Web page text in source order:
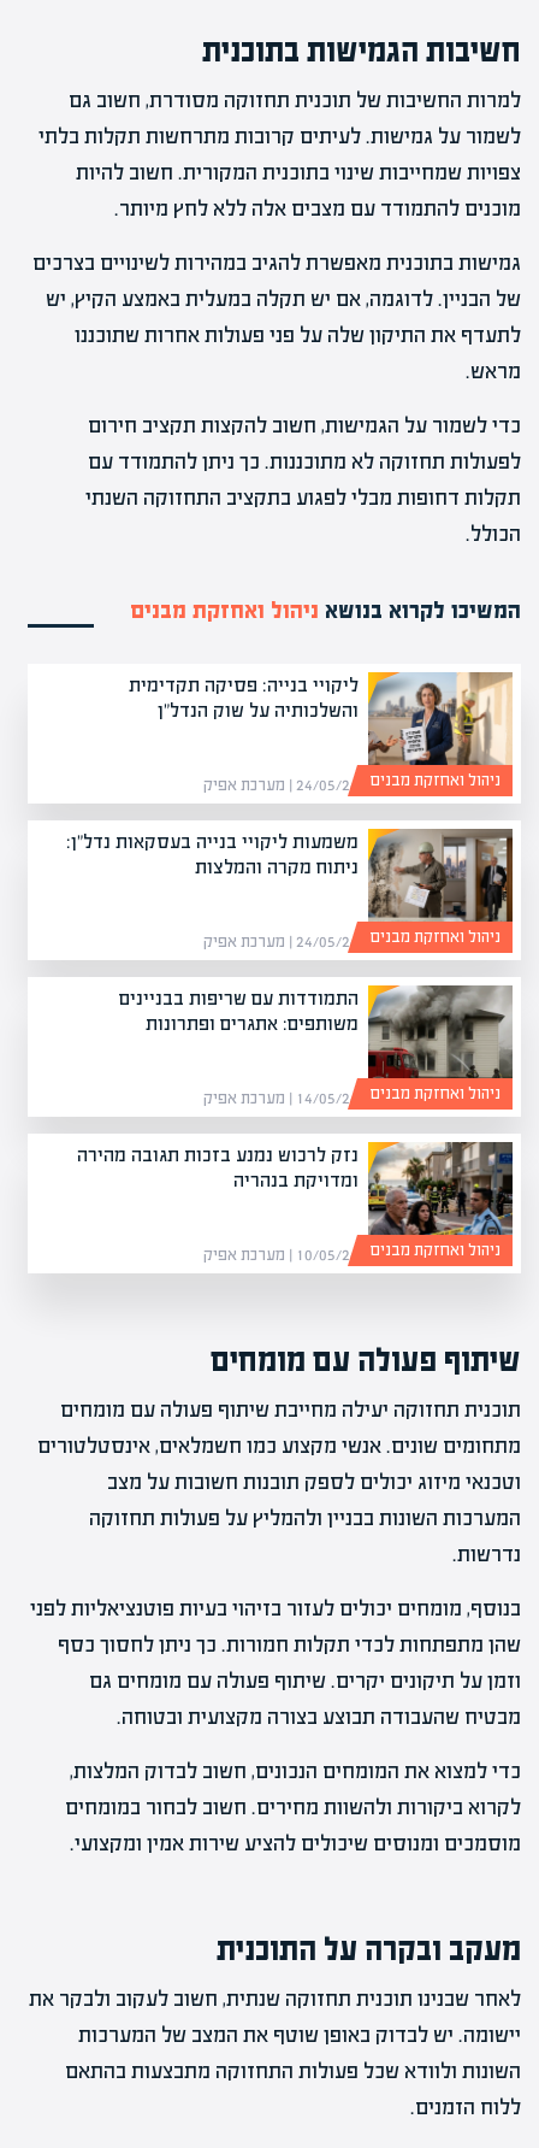
חשיבות הגמישות בתוכנית
למרות החשיבות של תוכנית תחזוקה מסודרת, חשוב גם
לשמור על גמישות. לעיתים קרובות מתרחשות תקלות בלתי
צפויות שמחייבות שינוי בתוכנית המקורית. חשוב להיות
מוכנים להתמודד עם מצבים אלה ללא לחץ מיותר.
גמישות בתוכנית מאפשרת להגיב במהירות לשינויים בצרכים
של הבניין. לדוגמה, אם יש תקלה במעלית באמצע הקיץ, יש
לתעדף את התיקון שלה על פני פעולות אחרות שתוכננו
מראש.
כדי לשמור על הגמישות, חשוב להקצות תקציב חירום
לפעולות תחזוקה לא מתוכננות. כך ניתן להתמודד עם
תקלות דחופות מבלי לפגוע בתקציב התחזוקה השנתי
הכולל.
המשיכו לקרוא בנושא ניהול ואחזקת מבנים
ליקויי בנייה: פסיקה תקדימית
והשלכותיה על שוק הנדל"ן
24/05/26 | מערכת אפיק ניהול ואחזקת מבנים
משמעות ליקויי בנייה בעסקאות נדל"ן:
ניתוח מקרה והמלצות
24/05/26 | מערכת אפיק ניהול ואחזקת מבנים
התמודדות עם שריפות בבניינים
משותפים: אתגרים ופתרונות
14/05/26 | מערכת אפיק ניהול ואחזקת מבנים
נזק לרכוש נמנע בזכות תגובה מהירה
ומדויקת בנהריה
10/05/26 | מערכת אפיק ניהול ואחזקת מבנים
שיתוף פעולה עם מומחים
תוכנית תחזוקה יעילה מחייבת שיתוף פעולה עם מומחים
מתחומים שונים. אנשי מקצוע כמו חשמלאים, אינסטלטורים
וטכנאי מיזוג יכולים לספק תובנות חשובות על מצב
המערכות השונות בבניין ולהמליץ על פעולות תחזוקה
נדרשות.
בנוסף, מומחים יכולים לעזור בזיהוי בעיות פוטנציאליות לפני
שהן מתפתחות לכדי תקלות חמורות. כך ניתן לחסוך כסף
וזמן על תיקונים יקרים. שיתוף פעולה עם מומחים גם
מבטיח שהעבודה תבוצע בצורה מקצועית ובטוחה.
כדי למצוא את המומחים הנכונים, חשוב לבדוק המלצות,
לקרוא ביקורות ולהשוות מחירים. חשוב לבחור במומחים
מוסמכים ומנוסים שיכולים להציע שירות אמין ומקצועי.
מעקב ובקרה על התוכנית
לאחר שבנינו תוכנית תחזוקה שנתית, חשוב לעקוב ולבקר את
יישומה. יש לבדוק באופן שוטף את המצב של המערכות
השונות ולוודא שכל פעולות התחזוקה מתבצעות בהתאם
ללוח הזמנים.